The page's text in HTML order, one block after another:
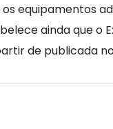
equipamentos
ainda que o
de publicada